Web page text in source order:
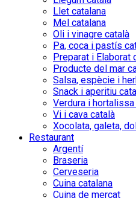
Llet catalana
Mel catalana
Oli i vinagre català
Pa, coca i pastís
Preparat i Elaborat
Producte del mar
Salsa, espècie i
Snack i aperitiu
Verdura i hortalissa
Vi i cava català
Xocolata, galeta,
Restaurant
Argentí
Braseria
Cerveseria
Cuina catalana
Cuina de mercat